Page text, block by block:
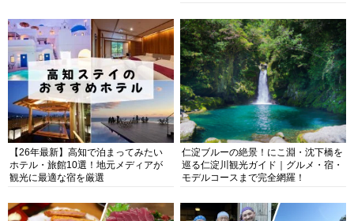
【26年最新】高知で泊まってみたい
ホテル・旅館10選！地元メディアが
観光に最適な宿を厳選
仁淀ブルーの絶景！にこ淵・沈下橋を
巡る仁淀川観光ガイド｜グルメ・宿・
モデルコースまで完全網羅！